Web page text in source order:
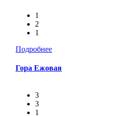
1
2
1
Подробнее
Гора Ежовая
3
3
1